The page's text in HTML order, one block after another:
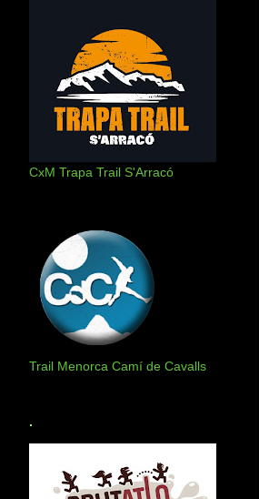
CxM Trapa Trail S'Arracó
Trail Menorca Camí de Cavalls
.